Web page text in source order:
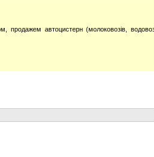
автоцистерн (молоковозів,